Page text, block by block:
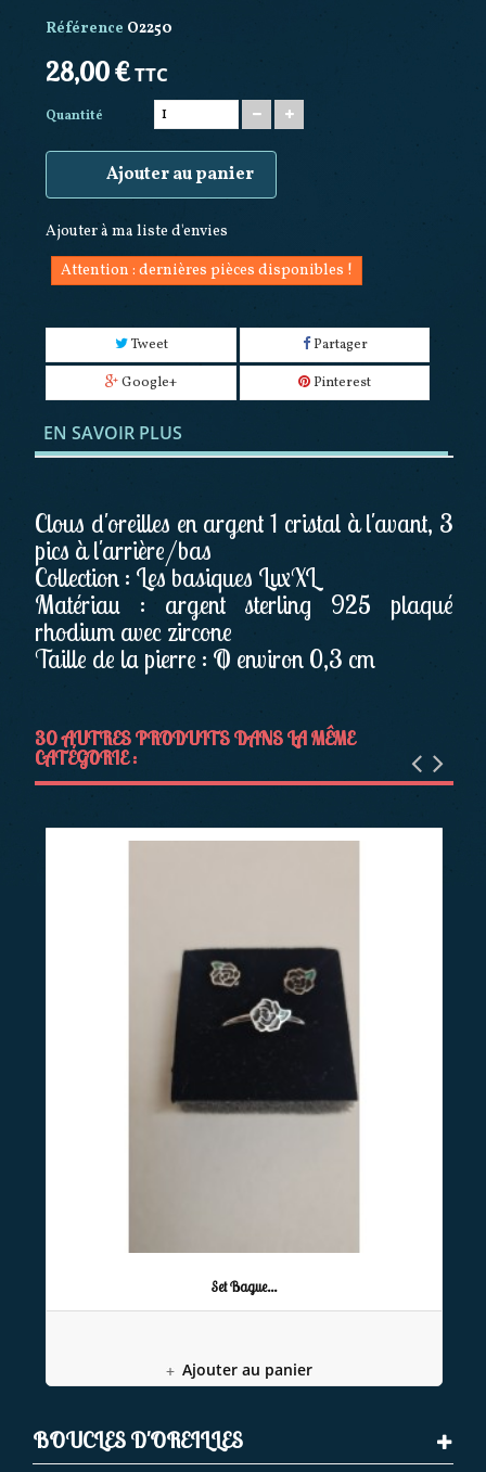
Référence O2250
28,00 €TTC
Quantité
Ajouter au panier
Ajouter à ma liste d'envies
Attention : dernières pièces disponibles !
Tweet
Partager
Google+
Pinterest
EN SAVOIR PLUS
Clous d'oreilles en argent 1 cristal à l'avant, 3
pics à l'arrière/bas
Collection : Les basiques LuxXL
Matériau : argent sterling 925 plaqué
rhodium avec zircone
Taille de la pierre : Ø environ 0,3 cm
30 AUTRES PRODUITS DANS LA MÊME
CATÉGORIE :
Set Bague...
Ajouter au panier
BOUCLES D'OREILLES